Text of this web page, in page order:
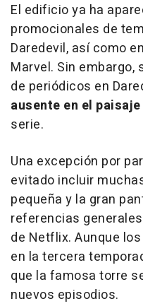
El edificio ya ha
promocionales de
Daredevil, así como
Marvel. Sin
de periódicos en
ausente en el paisaje
serie.
Una excepción por
evitado incluir
pequeña y la gran
referencias
de Netflix. Aunque los
en la tercera
que la famosa torre
nuevos episodios.